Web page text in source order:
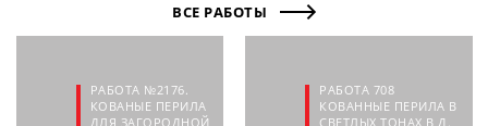
ВСЕ РАБОТЫ
РАБОТА №2176.
КОВАНЫЕ ПЕРИЛА
ДЛЯ ЗАГОРОДНОЙ
РАБОТА 708
КОВАННЫЕ ПЕРИЛА В
СВЕТЛЫХ ТОНАХ В Д.